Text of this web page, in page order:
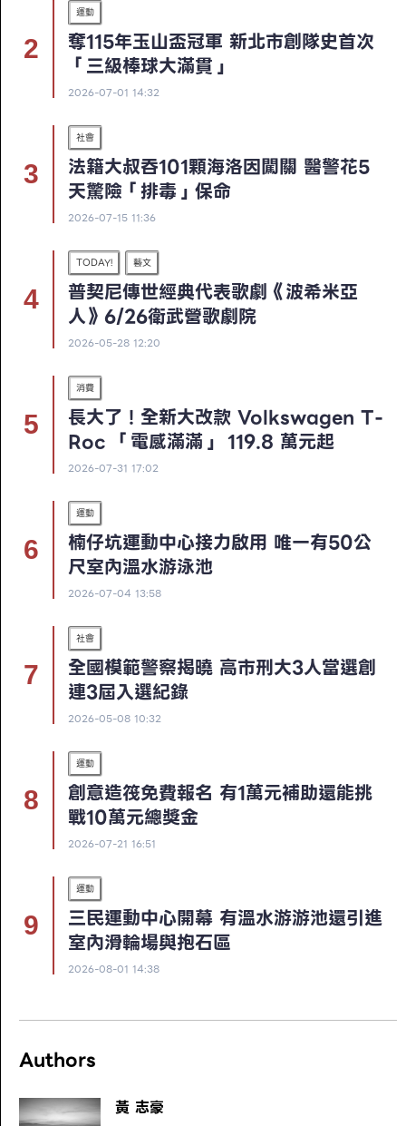
運動
奪115年玉山盃冠軍 新北市創隊史首次
「三級棒球大滿貫」
2026-07-01 14:32
社會
法籍大叔吞101顆海洛因闖關 醫警花5
天驚險「排毒」保命
2026-07-15 11:36
TODAY! 藝文
普契尼傳世經典代表歌劇《波希米亞
人》6/26衛武營歌劇院
2026-05-28 12:20
消費
長大了！全新大改款 Volkswagen T-
Roc 「電感滿滿」 119.8 萬元起
2026-07-31 17:02
運動
楠仔坑運動中心接力啟用 唯一有50公
尺室內溫水游泳池
2026-07-04 13:58
社會
全國模範警察揭曉 高市刑大3人當選創
連3屆入選紀錄
2026-05-08 10:32
運動
創意造筏免費報名 有1萬元補助還能挑
戰10萬元總獎金
2026-07-21 16:51
運動
三民運動中心開幕 有溫水游游池還引進
室內滑輪場與抱石區
2026-08-01 14:38
Authors
黃 志豪